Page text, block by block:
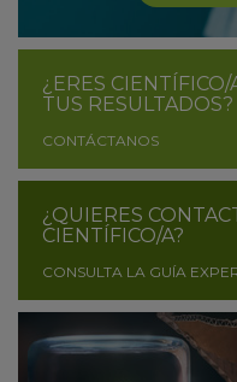
¿ERES
TUS RESULTADOS?
CONTÁCTANOS
¿QUIERES
CIENTÍFICO/A?
CONSULTA LA GUÍA